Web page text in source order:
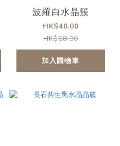
波羅白水晶簇
HK$40.00
HK$68.00
加入購物車